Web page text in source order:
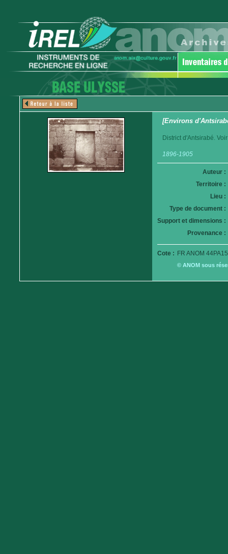
[Environs
District d'Antsirabé.
1896-1905
Auteur :
Territoire :
Lieu :
Type de document :
Support et dimensions :
Provenance :
Cote : FR ANOM
© ANOM sous